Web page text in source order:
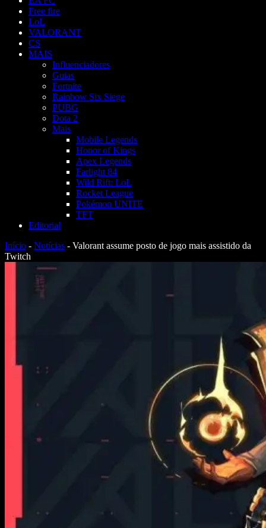
Free fire
LoL
VALORANT
CS
MAIS
Influenciadores
Guias
Fortnite
Rainbow Six Siege
PUBG
Dota 2
Mais
Mobile Legends
Honor of Kings
Apex Legends
Farlight 84
Wild Rift: LoL
Rocket League
Pokémon UNITE
TFT
Editorial
Início - Notícias - Valorant assume posto de jogo mais assistido da
Twitch